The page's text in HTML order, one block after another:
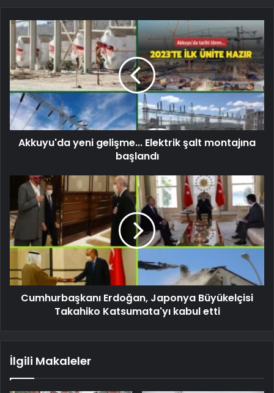
Akkuyu'da yeni gelişme... Elektrik şalt montajına
başlandı
Cumhurbaşkanı Erdoğan, Japonya Büyükelçisi
Takahiko Katsumata'yı kabul etti
İlgili Makaleler